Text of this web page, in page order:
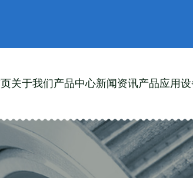
关于我们产品中心新闻资讯产品应用